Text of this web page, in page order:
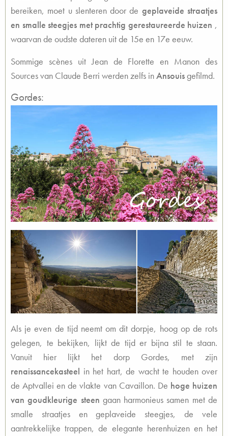
bereiken, moet u slenteren door de geplaveide straatjes
en smalle steegjes met prachtig gerestaureerde huizen ,
waarvan de oudste dateren uit de 15e en 17e eeuw.
Sommige scènes uit Jean de Florette en Manon des
Sources van Claude Berri werden zelfs inAnsouisgefilmd.
Gordes:
Als je even de tijd neemt om dit dorpje, hoog op de rots
gelegen, te bekijken, lijkt de tijd er bijna stil te staan.
Vanuit hier lijkt het dorp Gordes, met zijn
renaissancekasteel in het hart, de wacht te houden over
de Aptvallei en de vlakte van Cavaillon. De hoge huizen
van goudkleurige steen gaan harmonieus samen met de
smalle straatjes en geplaveide steegjes, de vele
aantrekkelijke trappen, de elegante herenhuizen en het